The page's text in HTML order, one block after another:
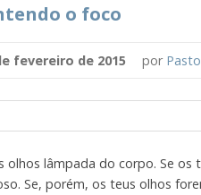
o foco
fevereiro de 2015 por
olhos lâmpada do corpo. Se
Se, porém, os teus olhos